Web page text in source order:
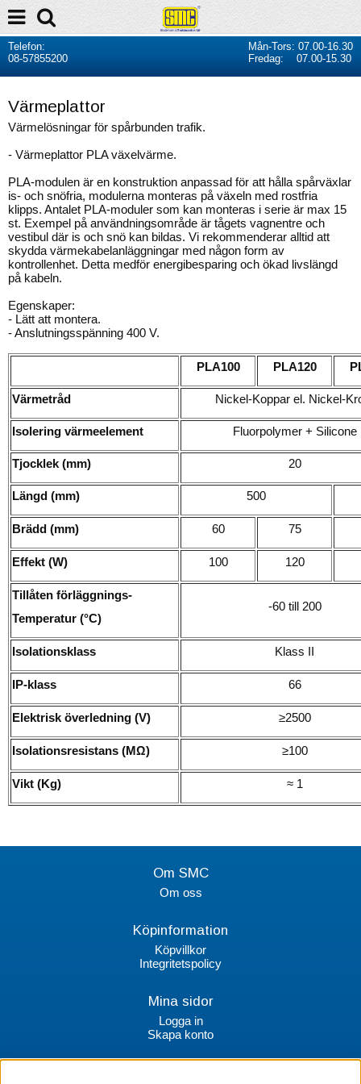
Telefon:
08-57855200
Mån-Tors: 07.00-16.30
Fredag: 07.00-15.30
Värmeplattor
Värmelösningar för spårbunden trafik.
- Värmeplattor PLA växelvärme.
PLA-modulen är en konstruktion anpassad för att hålla spårväxlar
is- och snöfria, modulerna monteras på växeln med rostfria
klipps. Antalet PLA-moduler som kan monteras i serie är max 15
st. Exempel på användningsområde är tågets vagnentre och
vestibul där is och snö kan bildas. Vi rekommenderar alltid att
skydda värmekabelanläggningar med någon form av
kontrollenhet. Detta medför energibesparing och ökad livslängd
på kabeln.
Egenskaper:
- Lätt att montera.
- Anslutningsspänning 400 V.
PLA100 PLA120
Värmetråd Nickel-Koppar el. Nickel-
Isolering värmeelement Fluorpolymer + Silicone
Tjocklek (mm) 20
Längd (mm) 500
Brädd (mm) 60 75
Effekt (W) 100 120
Tillåten förläggnings-
Temperatur (°C)
-60 till 200
Isolationsklass Klass II
IP-klass 66
Elektrisk överledning (V) ≥2500
Isolationsresistans (MΩ) ≥100
Vikt (Kg) ≈ 1
Om SMC
Om oss
Köpinformation
Köpvillkor
Integritetspolicy
Mina sidor
Logga in
Skapa konto